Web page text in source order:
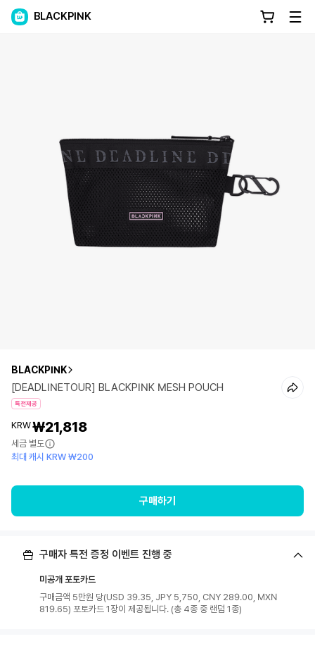
BLACKPINK
BLACKPINK
[DEADLINETOUR] BLACKPINK MESH POUCH
특전제공
KRW₩21,818
세금 별도
최대 캐시 KRW ₩200
구매하기
구매자 특전 증정 이벤트 진행 중
미공개 포토카드
구매금액 5만원 당(USD 39.35, JPY 5,750, CNY 289.00, MXN